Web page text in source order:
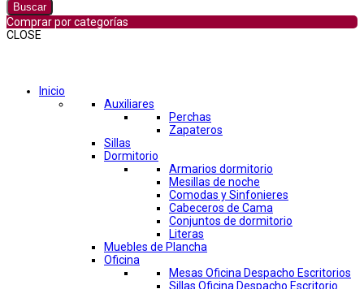
Buscar
Comprar por categorías
CLOSE
Inicio
Auxiliares
Perchas
Zapateros
Sillas
Dormitorio
Armarios dormitorio
Mesillas de noche
Comodas y Sinfonieres
Cabeceros de Cama
Conjuntos de dormitorio
Literas
Muebles de Plancha
Oficina
Mesas Oficina Despacho Escritorios
Sillas Oficina Despacho Escritorio